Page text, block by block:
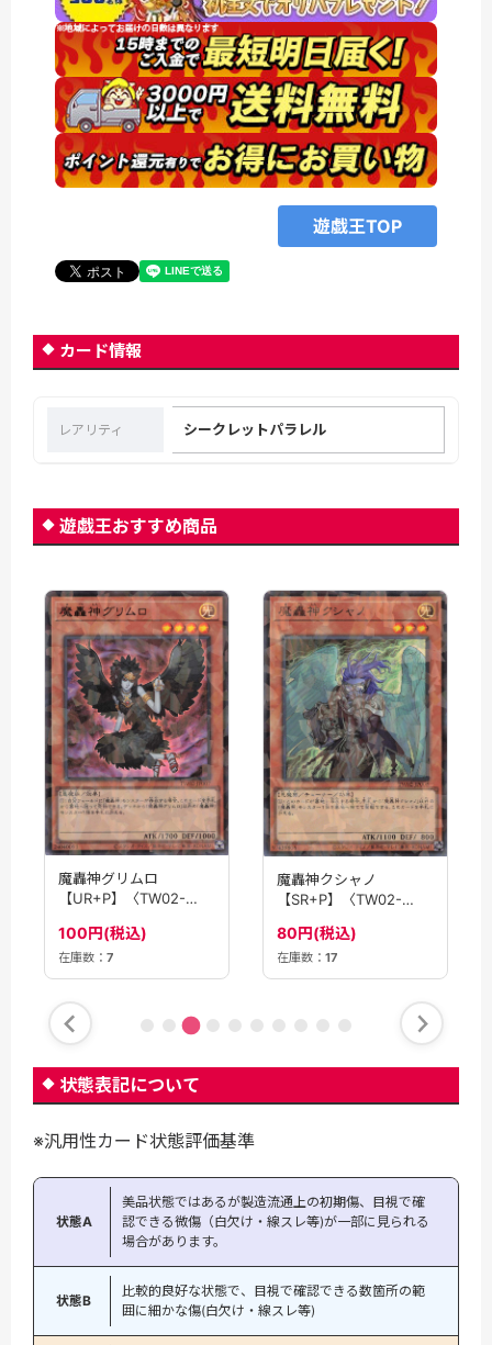
遊戯王TOP
カード情報
レアリティ シークレットパラレル
遊戯王おすすめ商品
魔轟神グリムロ
【UR+P】〈TW02-
100円(税込)
在庫数： 7
魔轟神クシャノ
【SR+P】〈TW02-
80円(税込)
在庫数： 17
状態表記について
※汎用性カード状態評価基準
状態A
美品状態ではあるが製造流通上の初期傷、目視で確
認できる微傷（白欠け・線スレ等)が一部に見られる
場合があります。
状態B
比較的良好な状態で、目視で確認できる数箇所の範
囲に細かな傷(白欠け・線スレ等)